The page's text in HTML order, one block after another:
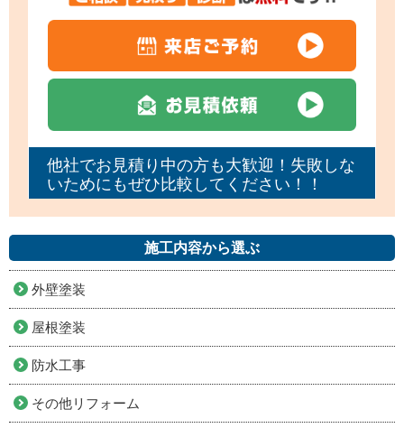
他社でお見積り中の方も大歓迎！失敗しな
いためにもぜひ比較してください！！
施工内容から選ぶ
外壁塗装
屋根塗装
防水工事
その他リフォーム